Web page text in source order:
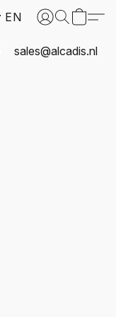
EN
sales@alcadis.nl